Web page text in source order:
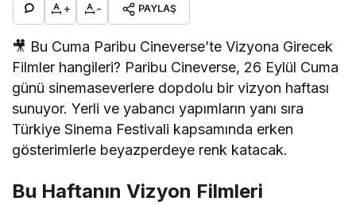
+ - PAYLAŞ
🎥 Bu Cuma Paribu Cineverse’te Vizyona Girecek
Filmler hangileri? Paribu Cineverse, 26 Eylül Cuma
günü sinemaseverlere dopdolu bir vizyon haftası
sunuyor. Yerli ve yabancı yapımların yanı sıra
Türkiye Sinema Festivali kapsamında erken
gösterimlerle beyazperdeye renk katacak.
Bu Haftanın Vizyon Filmleri